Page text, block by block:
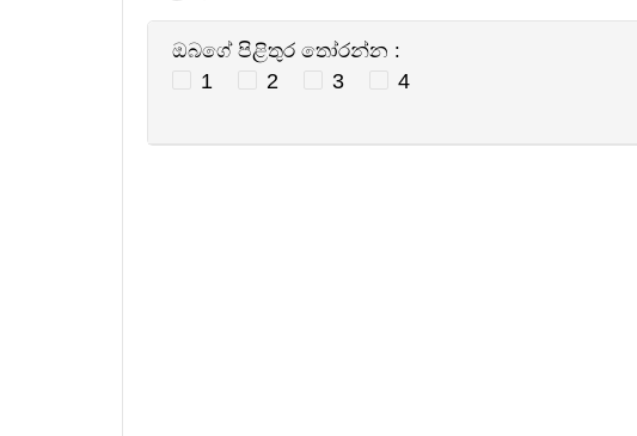
ඔබගේ පිළිතුර තෝරන්න :
1 2 3 4